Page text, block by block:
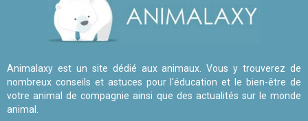
Animalaxy est un site dédié aux animaux. Vous y trouverez de
nombreux conseils et astuces pour l'éducation et le bien-être de
votre animal de compagnie ainsi que des actualités sur le monde
animal.